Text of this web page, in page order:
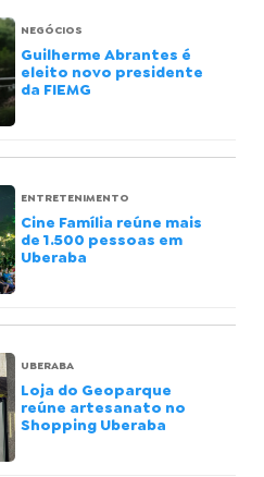
NEGÓCIOS
Guilherme Abrantes é
eleito novo presidente
da FIEMG
ENTRETENIMENTO
Cine Família reúne mais
de 1.500 pessoas em
Uberaba
UBERABA
Loja do Geoparque
reúne artesanato no
Shopping Uberaba